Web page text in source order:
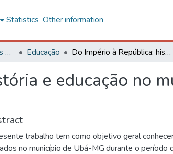
Statistics Other information
Ciências Humanas, Letras e Artes Educação Do Império à República: história e educação no município de Ubá-MG (1831-1930)
e educação no
trabalho tem como objetivo geral
no município de Ubá-MG durante o